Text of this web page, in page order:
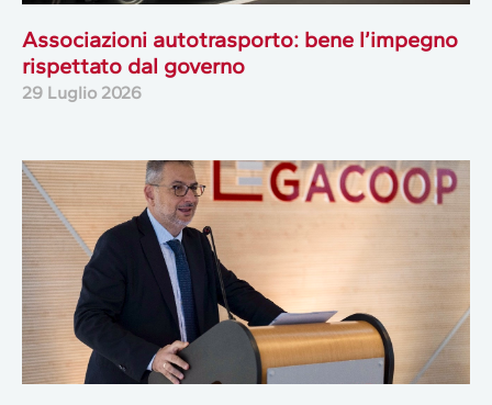
Associazioni autotrasporto: bene l’impegno
rispettato dal governo
29 Luglio 2026